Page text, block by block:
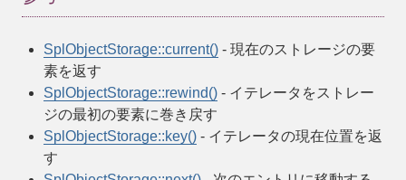
SplObjectStorage::current() - 現在のストレージの要
素を返す
SplObjectStorage::rewind() - イテレータをストレー
ジの最初の要素に巻き戻す
SplObjectStorage::key() - イテレータの現在位置を返
す